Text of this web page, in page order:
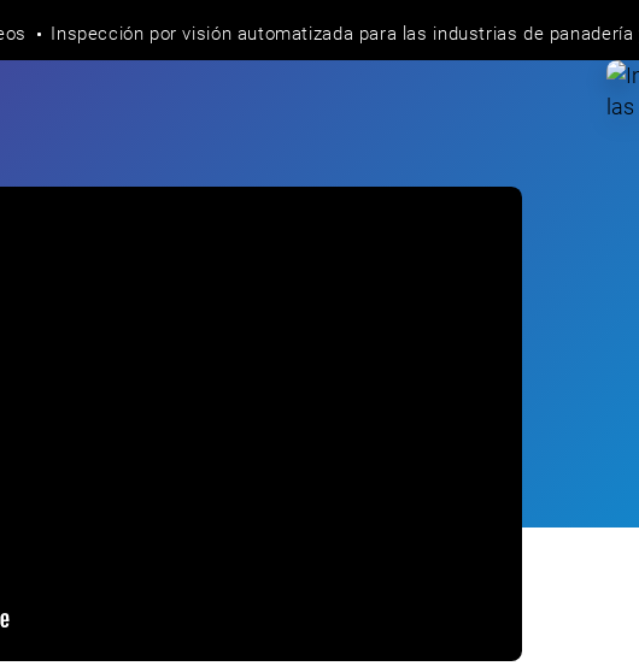
Inspección por visión automatizada para las industrias de panadería